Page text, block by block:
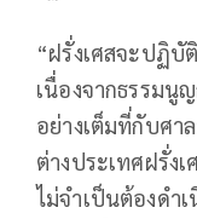
“ฝรั่งเศสจะปฏิบั
เนื่องจากธรรมนู
อย่างเต็มที่กับศา
ต่างประเทศฝรั่งเ
ไม่จำเป็นต้องดำ